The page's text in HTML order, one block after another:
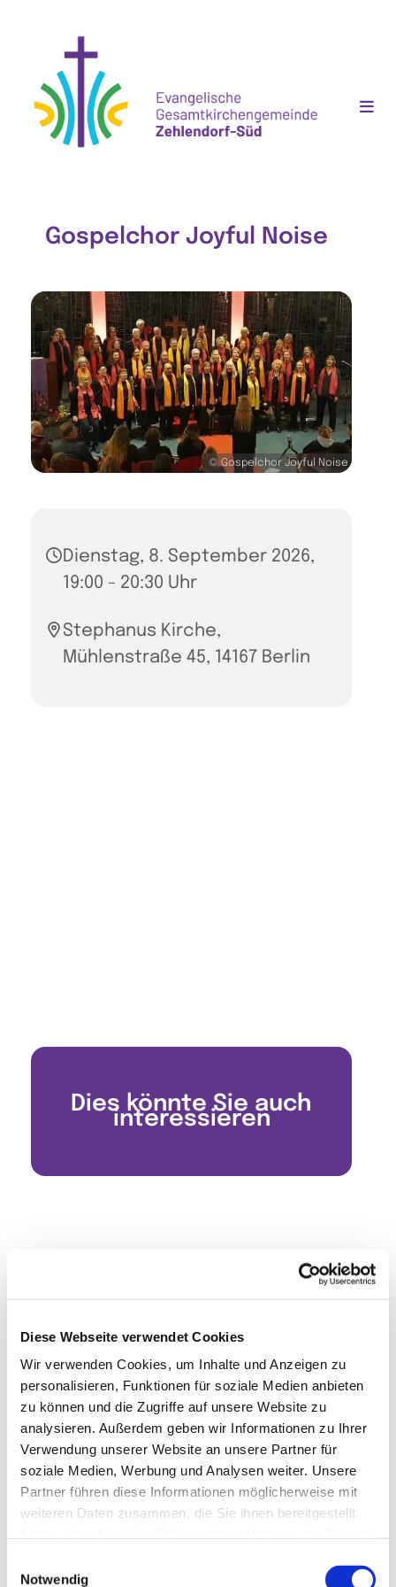
Diese Webseite verwendet Cookies
Wir verwenden Cookies, um Inhalte und Anzeigen zu
personalisieren, Funktionen für soziale Medien anbieten
zu können und die Zugriffe auf unsere Website zu
analysieren. Außerdem geben wir Informationen zu Ihrer
Verwendung unserer Website an unsere Partner für
soziale Medien, Werbung und Analysen weiter. Unsere
Partner führen diese Informationen möglicherweise mit
weiteren Daten zusammen, die Sie ihnen bereitgestellt
Notwendig
Gospelchor Joyful Noise
© Gospelchor Joyful Noise
Dienstag, 8. September 2026,
19:00 - 20:30 Uhr
Stephanus Kirche,
Mühlenstraße 45, 14167 Berlin
Dies könnte Sie auch
interessieren